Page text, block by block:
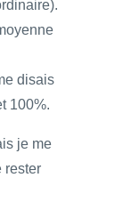
disais
100%.
je me
rester